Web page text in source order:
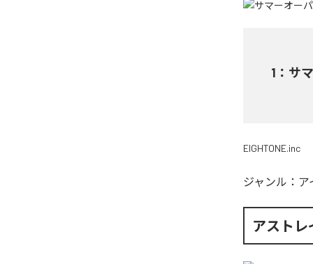
1 ： サ
EIGHTONE.inc
ジャンル： ア
アストレ